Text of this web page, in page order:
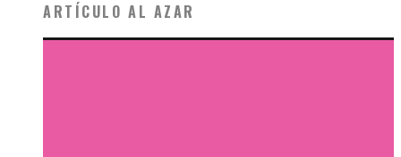
ARTÍCULO AL AZAR